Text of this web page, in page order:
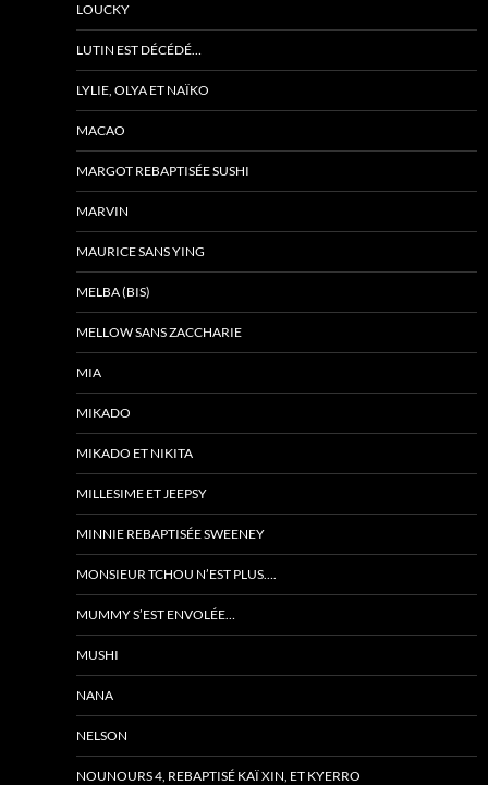
LOUCKY
LUTIN EST DÉCÉDÉ…
LYLIE, OLYA ET NAÏKO
MACAO
MARGOT REBAPTISÉE SUSHI
MARVIN
MAURICE SANS YING
MELBA (BIS)
MELLOW SANS ZACCHARIE
MIA
MIKADO
MIKADO ET NIKITA
MILLESIME ET JEEPSY
MINNIE REBAPTISÉE SWEENEY
MONSIEUR TCHOU N’EST PLUS….
MUMMY S’EST ENVOLÉE…
MUSHI
NANA
NELSON
NOUNOURS 4, REBAPTISÉ KAÏ XIN, ET KYERRO